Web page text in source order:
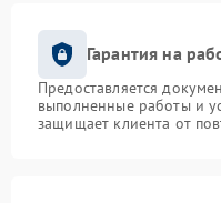
Гарантия на
Предоставляется
выполненные работы и
защищает клиента от